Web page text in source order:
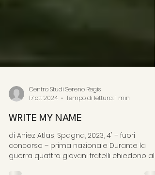
17 ott 2024
Tempo di lettura: 1 min
WRITE MY NAME
di Aniez Atlas, Spagna, 2023, 4' – fuori